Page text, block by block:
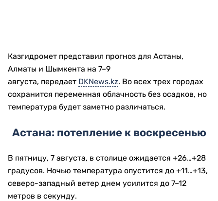
Казгидромет представил прогноз для Астаны,
Алматы и Шымкента на 7–9
августа, передает DKNews.kz. Во всех трех городах
сохранится переменная облачность без осадков, но
температура будет заметно различаться.
Астана: потепление к воскресенью
В пятницу, 7 августа, в столице ожидается +26…+28
градусов. Ночью температура опустится до +11…+13,
северо-западный ветер днем усилится до 7–12
метров в секунду.